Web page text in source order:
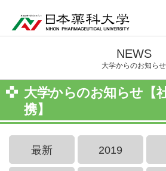
NEWS
大学からのお知らせ
大学からのお知らせ【
携】
最新 2019